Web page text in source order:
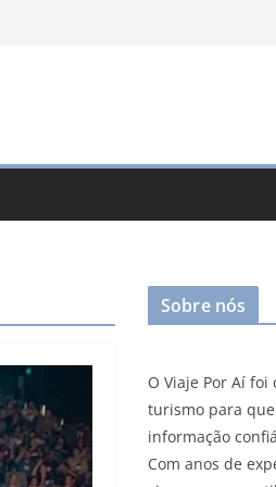
Sobre nós
O Viaje Por Aí
turismo para
informação
Com anos de